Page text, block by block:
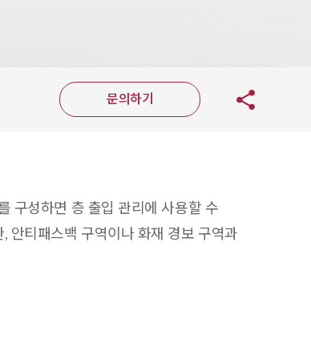
문의하기
구성하면 층 출입 관리에 사용할 수
안티패스백 구역이나 화재 경보 구역과